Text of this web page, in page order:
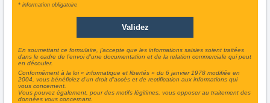
* information obligatoire
En soumettant ce formulaire, j'accepte que les informations saisies soient traitées
dans le cadre de l'envoi d'une documentation et de la relation commerciale qui peut
en découler.
Conformément à la loi « informatique et libertés » du 6 janvier 1978 modifiée en
2004, vous bénéficiez d'un droit d'accès et de rectification aux informations qui
vous concernent.
Vous pouvez également, pour des motifs légitimes, vous opposer au traitement des
données vous concernant.